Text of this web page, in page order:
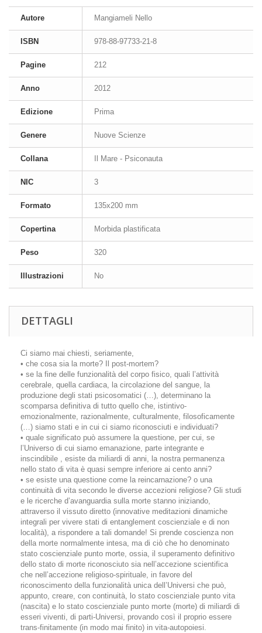
Autore Mangiameli Nello
ISBN 978-88-97733-21-8
Pagine 212
Anno 2012
Edizione Prima
Genere Nuove Scienze
Collana Il Mare - Psiconauta
NIC 3
Formato 135x200 mm
Copertina Morbida plastificata
Peso 320
Illustrazioni No
DETTAGLI
Ci siamo mai chiesti, seriamente,
• che cosa sia la morte? Il post-mortem?
• se la fine delle funzionalità del corpo fisico, quali l’attività
cerebrale, quella cardiaca, la circolazione del sangue, la
produzione degli stati psicosomatici (…), determinano la
scomparsa definitiva di tutto quello che, istintivo-
emozionalmente, razionalmente, culturalmente, filosoficamente
(…) siamo stati e in cui ci siamo riconosciuti e individuati?
• quale significato può assumere la questione, per cui, se
l’Universo di cui siamo emanazione, parte integrante e
inscindibile , esiste da miliardi di anni, la nostra permanenza
nello stato di vita è quasi sempre inferiore ai cento anni?
• se esiste una questione come la reincarnazione? o una
continuità di vita secondo le diverse accezioni religiose? Gli studi
e le ricerche d’avanguardia sulla morte stanno iniziando,
attraverso il vissuto diretto (innovative meditazioni dinamiche
integrali per vivere stati di entanglement coscienziale e di non
località), a rispondere a tali domande! Si prende coscienza non
della morte normalmente intesa, ma di ciò che ho denominato
stato coscienziale punto morte, ossia, il superamento definitivo
dello stato di morte riconosciuto sia nell’accezione scientifica
che nell’accezione religioso-spirituale, in favore del
riconoscimento della funzionalità unica dell’Universi che può,
appunto, creare, con continuità, lo stato coscienziale punto vita
(nascita) e lo stato coscienziale punto morte (morte) di miliardi di
esseri viventi, di parti-Universi, provando così il proprio essere
trans-finitamente (in modo mai finito) in vita-autopoiesi.